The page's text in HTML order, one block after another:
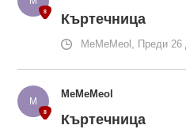
Къртечница
MeMeMeol, Преди 26
MeMeMeol
Къртечница